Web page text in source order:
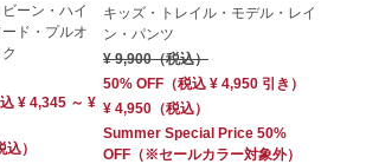
ーン・ハイ
ド・プルオ
¥ 4,345 ～ ¥
）
キッズ・トレイル・モデル・レイ
ン・パンツ
¥ 9,900（税込）
50% OFF （税込 ¥ 4,950 引き）
¥ 4,950 （税込）
Summer Special Price 50%
OFF （※セールカラー対象外）